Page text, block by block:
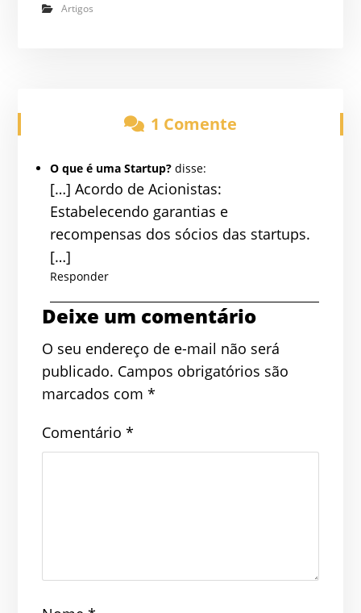
Artigos
1 Comente
O que é uma Startup? disse:
[…] Acordo de Acionistas:
Estabelecendo garantias e
recompensas dos sócios das startups.
[…]
Responder
Deixe um comentário
O seu endereço de e-mail não será
publicado. Campos obrigatórios são
marcados com*
Comentário*